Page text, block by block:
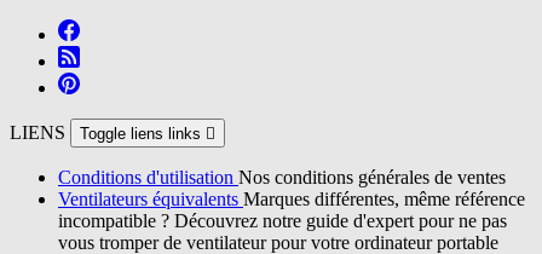
LIENS Toggle liens links 
Conditions d'utilisation Nos conditions générales de ventes
Ventilateurs équivalents Marques différentes, même référence
incompatible ? Découvrez notre guide d'expert pour ne pas
vous tromper de ventilateur pour votre ordinateur portable